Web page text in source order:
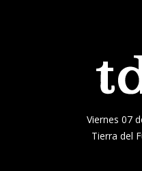
Viernes 07
Tierra del